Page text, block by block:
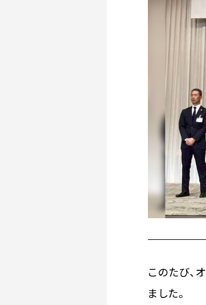
このたび、
ました。